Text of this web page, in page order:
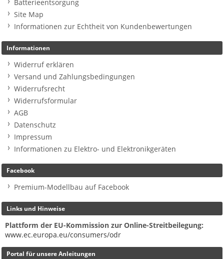
Batterieentsorgung
Site Map
Informationen zur Echtheit von Kundenbewertungen
Informationen
Widerruf erklären
Versand und Zahlungsbedingungen
Widerrufsrecht
Widerrufsformular
AGB
Datenschutz
Impressum
Informationen zu Elektro- und Elektronikgeräten
Facebook
Premium-Modellbau auf Facebook
Links und Hinweise
Plattform der EU-Kommission zur Online-Streitbeilegung:
www.ec.europa.eu/consumers/odr
Portal für unsere Anleitungen